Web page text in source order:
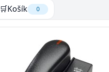
🛒Košík 0